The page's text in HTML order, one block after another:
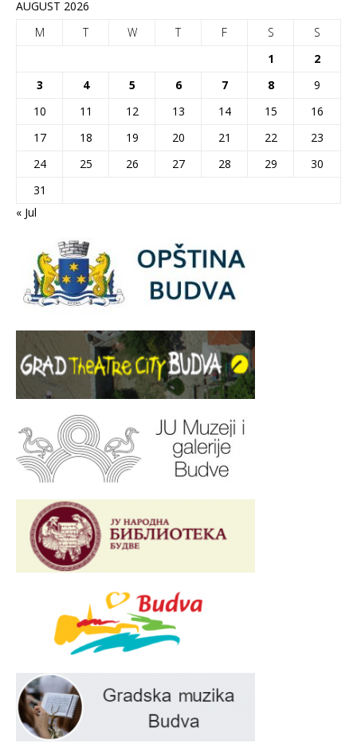
AUGUST 2026
M
T W T F S
S
1
2
3
4 5 6 7 8
9
10
11 12 13 14 15
16
17
18 19 20 21 22
23
24
25 26 27 28 29
30
31
« Jul